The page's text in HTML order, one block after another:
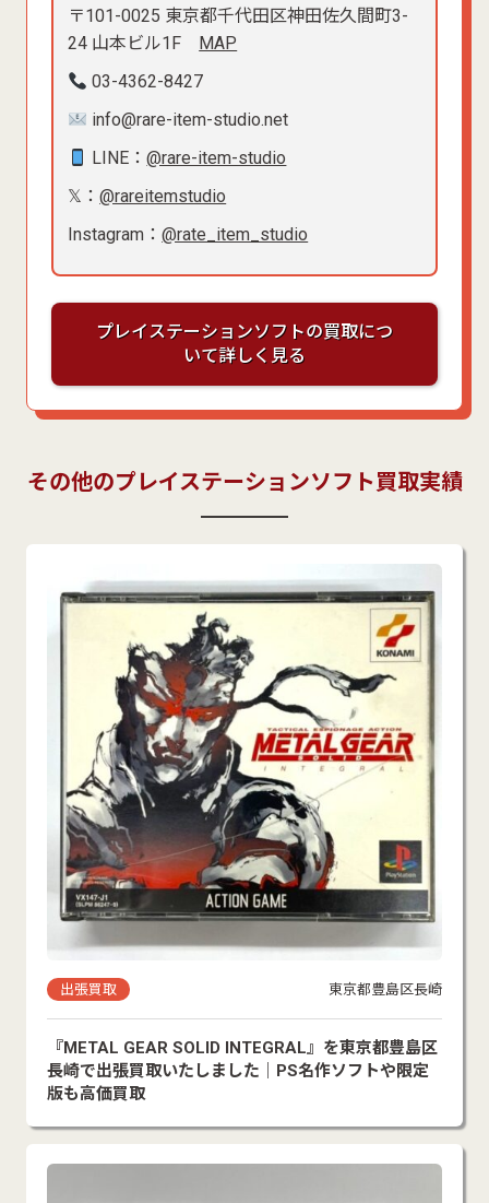
〒101-0025 東京都千代田区神田佐久間町3-
24 山本ビル1F
MAP
03-4362-8427
info@rare-item-studio.net
LINE：@rare-item-studio
𝕏：@rareitemstudio
Instagram：@rate_item_studio
プレイステーションソフトの買取につ
いて詳しく見る
その他のプレイステーションソフト買取実績
出張買取 東京都豊島区長崎
『METAL GEAR SOLID INTEGRAL』を東京都豊島区
長崎で出張買取いたしました｜PS名作ソフトや限定
版も高価買取